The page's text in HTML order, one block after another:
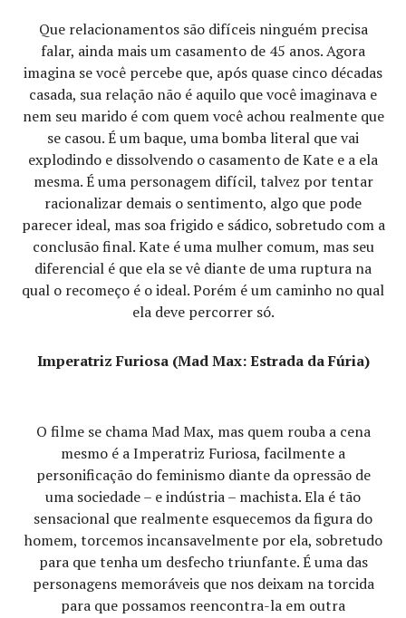
Que relacionamentos são difíceis ninguém precisa
falar, ainda mais um casamento de 45 anos. Agora
imagina se você percebe que, após quase cinco décadas
casada, sua relação não é aquilo que você imaginava e
nem seu marido é com quem você achou realmente que
se casou. É um baque, uma bomba literal que vai
explodindo e dissolvendo o casamento de Kate e a ela
mesma. É uma personagem difícil, talvez por tentar
racionalizar demais o sentimento, algo que pode
parecer ideal, mas soa frigido e sádico, sobretudo com a
conclusão final. Kate é uma mulher comum, mas seu
diferencial é que ela se vê diante de uma ruptura na
qual o recomeço é o ideal. Porém é um caminho no qual
ela deve percorrer só.
Imperatriz Furiosa (Mad Max: Estrada da Fúria)
O filme se chama Mad Max, mas quem rouba a cena
mesmo é a Imperatriz Furiosa, facilmente a
personificação do feminismo diante da opressão de
uma sociedade – e indústria – machista. Ela é tão
sensacional que realmente esquecemos da figura do
homem, torcemos incansavelmente por ela, sobretudo
para que tenha um desfecho triunfante. É uma das
personagens memoráveis que nos deixam na torcida
para que possamos reencontra-la em outra